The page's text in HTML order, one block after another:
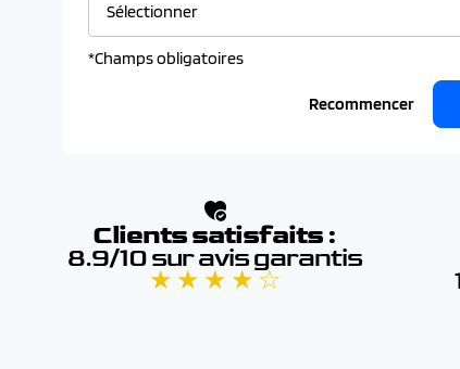
*Champs obligatoires
Recommencer
Clients satisfaits :
8.9/10 sur avis garantis
★ ★ ★ ★ ☆